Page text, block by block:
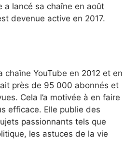
a lancé sa chaîne en août
devenue active en 2017.
chaîne YouTube en 2012 et en
près de 95 000 abonnés et
Cela l’a motivée à en faire
efficace. Elle publie des
passionnants tels que
les astuces de la vie